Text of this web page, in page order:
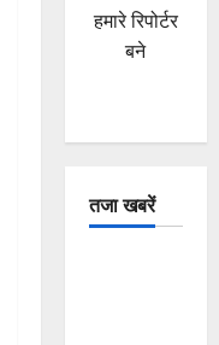
हमारे रिपोर्टर
बने
तजा खबरें